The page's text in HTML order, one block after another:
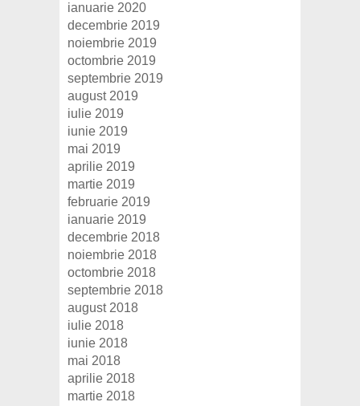
ianuarie 2020
decembrie 2019
noiembrie 2019
octombrie 2019
septembrie 2019
august 2019
iulie 2019
iunie 2019
mai 2019
aprilie 2019
martie 2019
februarie 2019
ianuarie 2019
decembrie 2018
noiembrie 2018
octombrie 2018
septembrie 2018
august 2018
iulie 2018
iunie 2018
mai 2018
aprilie 2018
martie 2018